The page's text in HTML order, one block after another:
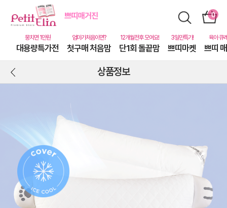
대용량특가전 첫구매 처음맘 단1회 돌끝맘 쁘띠마켓 쁘띠
상품정보